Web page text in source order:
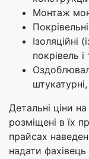
Монтаж
Ізоляційні
покрівель і
Детальні ціни
розміщені в їх
прайсах
надати